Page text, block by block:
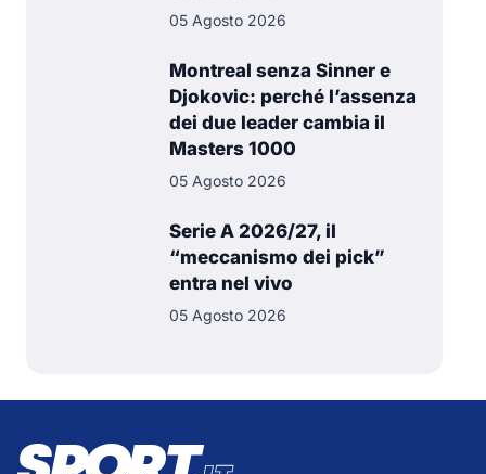
05 Agosto 2026
Montreal senza Sinner e
Djokovic: perché l’assenza
dei due leader cambia il
Masters 1000
05 Agosto 2026
Serie A 2026/27, il
“meccanismo dei pick”
entra nel vivo
05 Agosto 2026